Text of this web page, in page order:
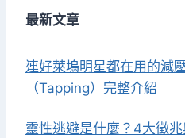
最新文章
連好萊塢明星都在用的減
（Tapping）完整介紹
靈性逃避是什麼？4大徵